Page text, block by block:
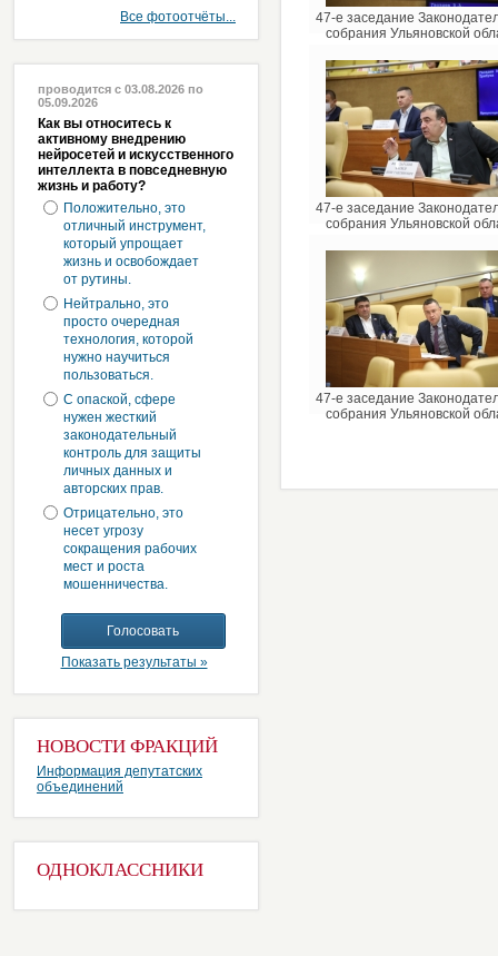
Все фотоотчёты...
проводится с 03.08.2026 по
05.09.2026
Как вы относитесь к
активному внедрению
нейросетей и искусственного
интеллекта в повседневную
жизнь и работу?
Положительно, это
отличный инструмент,
который упрощает
жизнь и освобождает
от рутины.
Нейтрально, это
просто очередная
технология, которой
нужно научиться
пользоваться.
С опаской, сфере
нужен жесткий
законодательный
контроль для защиты
личных данных и
авторских прав.
Отрицательно, это
несет угрозу
сокращения рабочих
мест и роста
мошенничества.
Показать результаты »
НОВОСТИ ФРАКЦИЙ
Информация депутатских
объединений
ОДНОКЛАССНИКИ
47-е заседание
собрания Ульяновской
47-е заседание
собрания Ульяновской
47-е заседание
собрания Ульяновской